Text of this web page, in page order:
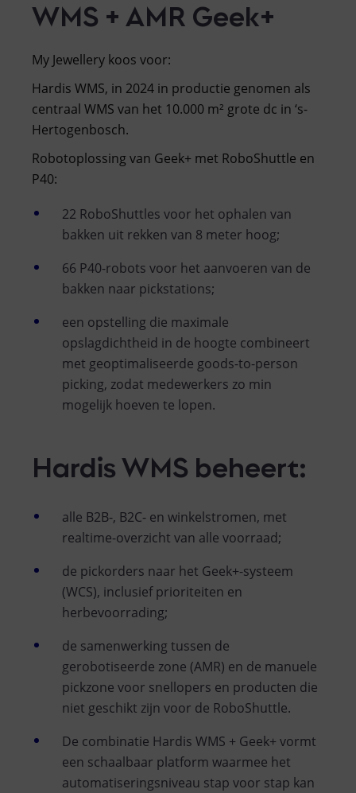
WMS + AMR Geek+
My Jewellery koos voor:
Hardis WMS, in 2024 in productie genomen als
centraal WMS van het 10.000 m² grote dc in ‘s-
Hertogenbosch.
Robotoplossing van Geek+ met RoboShuttle en
P40:
22 RoboShuttles voor het ophalen van
bakken uit rekken van 8 meter hoog;
66 P40-robots voor het aanvoeren van de
bakken naar pickstations;
een opstelling die maximale
opslagdichtheid in de hoogte combineert
met geoptimaliseerde goods-to-person
picking, zodat medewerkers zo min
mogelijk hoeven te lopen.
Hardis WMS beheert:
alle B2B-, B2C- en winkelstromen, met
realtime-overzicht van alle voorraad;
de pickorders naar het Geek+-systeem
(WCS), inclusief prioriteiten en
herbevoorrading;
de samenwerking tussen de
gerobotiseerde zone (AMR) en de manuele
pickzone voor snellopers en producten die
niet geschikt zijn voor de RoboShuttle.
De combinatie Hardis WMS + Geek+ vormt
een schaalbaar platform waarmee het
automatiseringsniveau stap voor stap kan